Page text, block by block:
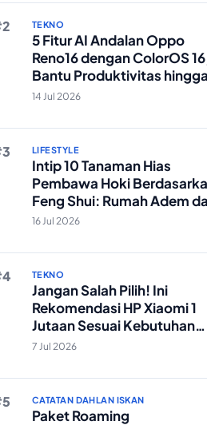
TEKNO
5 Fitur AI Andalan Oppo
Reno16 dengan ColorOS
Bantu Produktivitas hingga
Edit Foto Lebih Praktis
14 Jul 2026
LIFESTYLE
Intip 10 Tanaman Hias
Pembawa Hoki
Feng Shui: Rumah Adem
Rezeki Lancar!
16 Jul 2026
TEKNO
Jangan Salah Pilih! Ini
Rekomendasi HP Xiaomi 1
Jutaan Sesuai Kebutuhan
Anda
7 Jul 2026
CATATAN DAHLAN ISKAN
Paket Roaming